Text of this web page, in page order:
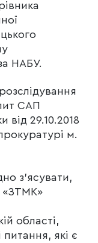
НАБУ.
САП
від 29.10.2018
м.
з’ясувати,
«ЗТМК»
області,
які є